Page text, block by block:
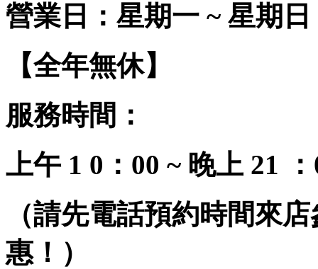
營業日：星期一 ~ 星期日
【全年無休】
服務時間：
上午 1 0：00 ~ 晚上 21
（請先電話預約時間來
惠！）